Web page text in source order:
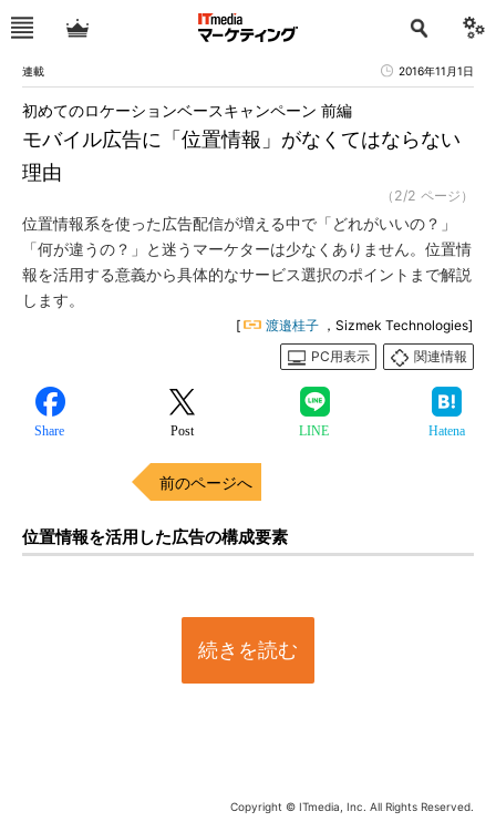
連載 2016年11月1日
モバイル広告に「位置情報」がなくてはならない
理由
初めてのロケーションベースキャンペーン 前編
（2/2 ページ）
位置情報系を使った広告配信が増える中で「どれがいいの？」
「何が違うの？」と迷うマーケターは少なくありません。位置情
報を活用する意義から具体的なサービス選択のポイントまで解説
します。
[ 渡邉桂子 ，Sizmek Technologies]
PC用表示
関連情報
Share Post LINE Hatena
前のページへ
位置情報を活用した広告の構成要素
続きを読む
Copyright © ITmedia, Inc. All Rights Reserved.